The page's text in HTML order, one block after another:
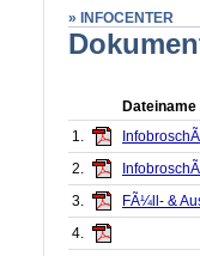
» INFOCENTER
Dateiname
1.
2.
3.
FÃ¼ll- &
4.